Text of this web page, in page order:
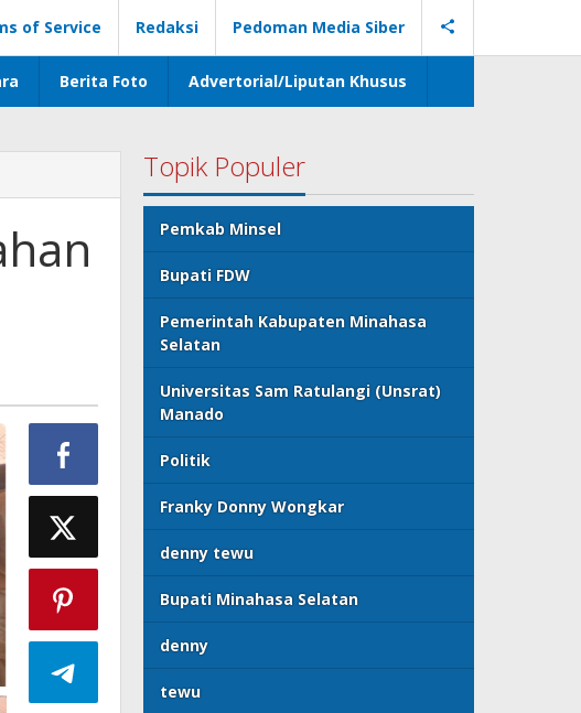
of Service Redaksi Pedoman Media Siber
Berita Foto Advertorial/Liputan Khusus
Topik Populer
Pemkab Minsel
Bupati FDW
Pemerintah Kabupaten Minahasa
Selatan
Universitas Sam Ratulangi (Unsrat)
Manado
Politik
Franky Donny Wongkar
denny tewu
Bupati Minahasa Selatan
denny
tewu